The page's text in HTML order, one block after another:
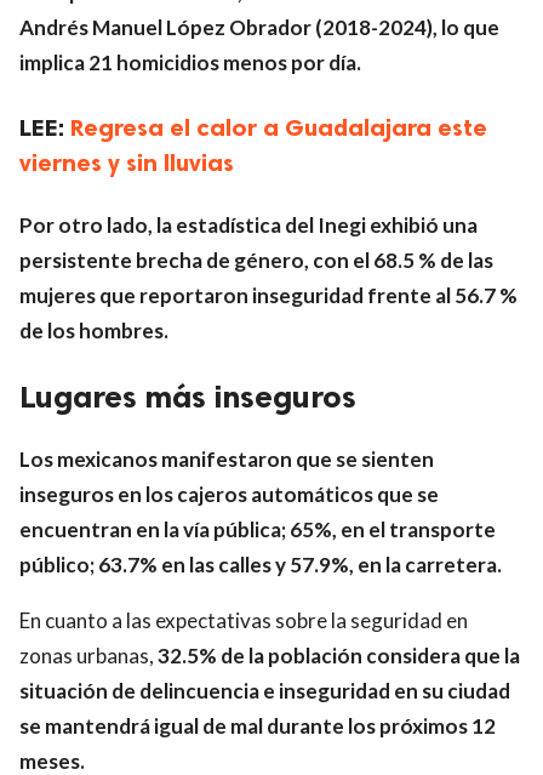
Andrés Manuel López Obrador (2018-2024), lo que
implica 21 homicidios menos por día.
LEE: Regresa el calor a Guadalajara este
viernes y sin lluvias
Por otro lado, la estadística del Inegi exhibió una
persistente brecha de género, con el 68.5 % de las
mujeres que reportaron inseguridad frente al 56.7 %
de los hombres.
Lugares más inseguros
Los mexicanos manifestaron que se sienten
inseguros en los cajeros automáticos que se
encuentran en la vía pública; 65%, en el transporte
público; 63.7% en las calles y 57.9%, en la carretera.
En cuanto a las expectativas sobre la seguridad en
zonas urbanas,32.5% de la población considera que la
situación de delincuencia e inseguridad en su ciudad
se mantendrá igual de mal durante los próximos 12
meses.